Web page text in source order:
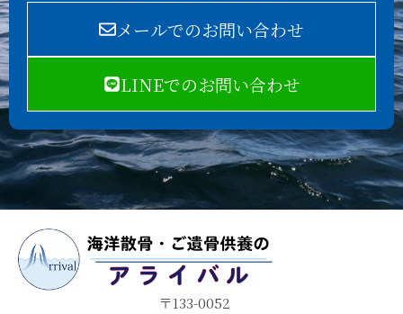
メールでのお問い合わせ
LINEでのお問い合わせ
〒133-0052